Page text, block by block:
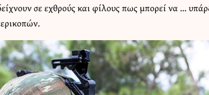
σε εχθρούς και φίλους πως μπορεί να …